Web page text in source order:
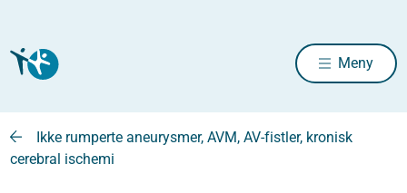
Meny
Ikke rumperte aneurysmer, AVM, AV-fistler, kronisk
cerebral ischemi